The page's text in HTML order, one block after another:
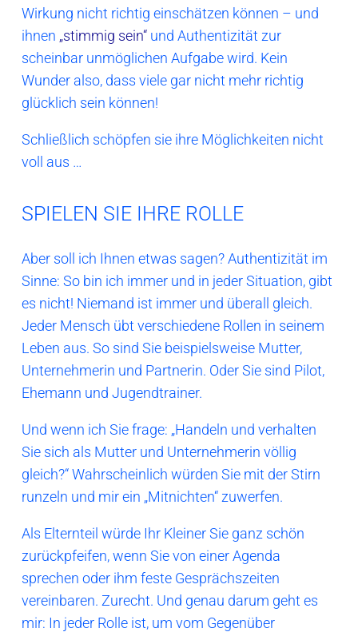
Wirkung nicht richtig einschätzen können – und
ihnen „stimmig sein“ und Authentizität zur
scheinbar unmöglichen Aufgabe wird. Kein
Wunder also, dass viele gar nicht mehr richtig
glücklich sein können!
Schließlich schöpfen sie ihre Möglichkeiten nicht
voll aus …
SPIELEN SIE IHRE ROLLE
Aber soll ich Ihnen etwas sagen? Authentizität im
Sinne: So bin ich immer und in jeder Situation, gibt
es nicht! Niemand ist immer und überall gleich.
Jeder Mensch übt verschiedene Rollen in seinem
Leben aus. So sind Sie beispielsweise Mutter,
Unternehmerin und Partnerin. Oder Sie sind Pilot,
Ehemann und Jugendtrainer.
Und wenn ich Sie frage: „Handeln und verhalten
Sie sich als Mutter und Unternehmerin völlig
gleich?“ Wahrscheinlich würden Sie mit der Stirn
runzeln und mir ein „Mitnichten“ zuwerfen.
Als Elternteil würde Ihr Kleiner Sie ganz schön
zurückpfeifen, wenn Sie von einer Agenda
sprechen oder ihm feste Gesprächszeiten
vereinbaren. Zurecht. Und genau darum geht es
mir: In jeder Rolle ist, um vom Gegenüber